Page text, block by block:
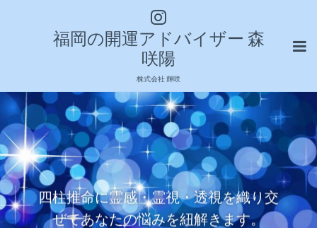
福岡の開運アドバイザー 森
咲陽
株式会社 輝咲
四柱推命に霊感・霊視・透視を織り交
ぜてあなたの悩みを紐解きます。